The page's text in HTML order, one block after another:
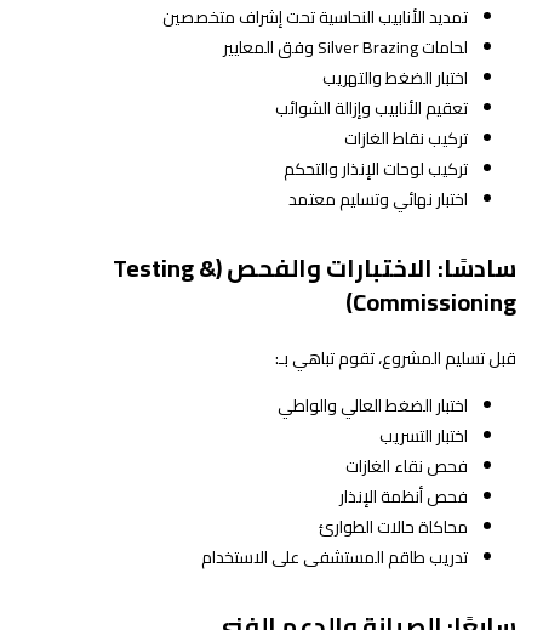
تمديد الأنابيب النحاسية تحت إشراف متخصصين
لحامات Silver Brazing وفق المعايير
اختبار الضغط والتهريب
تعقيم الأنابيب وإزالة الشوائب
تركيب نقاط الغازات
تركيب لوحات الإنذار والتحكم
اختبار نهائي وتسليم معتمد
سادسًا: الاختبارات والفحص (Testing &
Commissioning)
قبل تسليم المشروع، تقوم تباهي بـ:
اختبار الضغط العالي والواطي
اختبار التسريب
فحص نقاء الغازات
فحص أنظمة الإنذار
محاكاة حالات الطوارئ
تدريب طاقم المستشفى على الاستخدام